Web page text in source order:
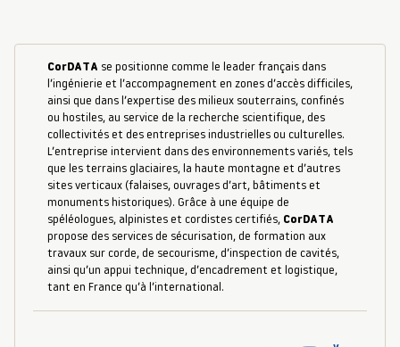
CorDATA se positionne comme le leader français dans
l’ingénierie et l’accompagnement en zones d’accès difficiles,
ainsi que dans l’expertise des milieux souterrains, confinés
ou hostiles, au service de la recherche scientifique, des
collectivités et des entreprises industrielles ou culturelles.
L’entreprise intervient dans des environnements variés, tels
que les terrains glaciaires, la haute montagne et d’autres
sites verticaux (falaises, ouvrages d’art, bâtiments et
monuments historiques). Grâce à une équipe de
spéléologues, alpinistes et cordistes certifiés, CorDATA
propose des services de sécurisation, de formation aux
travaux sur corde, de secourisme, d’inspection de cavités,
ainsi qu’un appui technique, d’encadrement et logistique,
tant en France qu’à l’international.